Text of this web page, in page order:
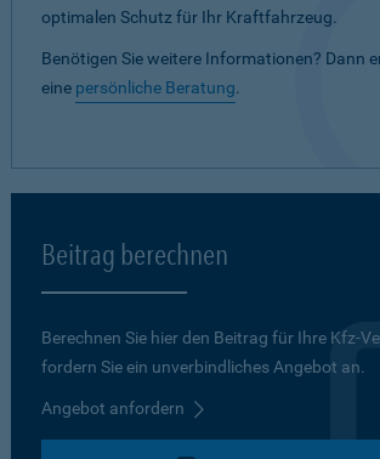
optimalen Schutz für Ihr Kraftfahrzeug.
Benötigen Sie weitere Informationen? Dann
eine persönliche Beratung.
Beitrag berechnen
Berechnen Sie hier den Beitrag für Ihre Kfz-
fordern Sie ein unverbindliches Angebot an.
Angebot anfordern